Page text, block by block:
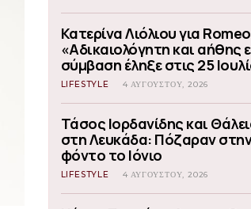
Κατερίνα Λιόλιου για
«Αδικαιολόγητη και αήθης
σύμβαση έληξε στις 25
LIFESTYLE 4 ΑΥΓΟΎΣΤΟΥ, 2026
Τάσος Ιορδανίδης και
στη Λευκάδα: Πόζαραν στην
φόντο το Ιόνιο
LIFESTYLE 4 ΑΥΓΟΎΣΤΟΥ, 2026